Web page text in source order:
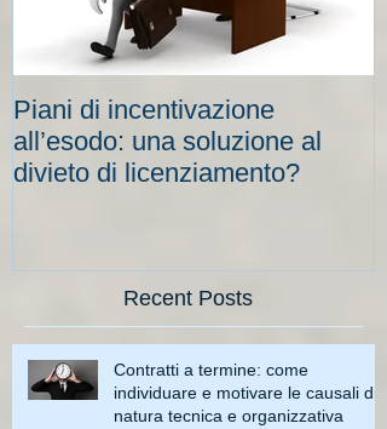
Piani di incentivazione
all’esodo: una soluzione al
divieto di licenziamento?
Recent Posts
Contratti a termine: come
individuare e motivare le causali di
natura tecnica e organizzativa